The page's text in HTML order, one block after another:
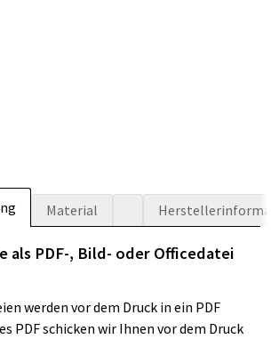
Material
als PDF-, Bild- oder Officedatei
werden vor dem Druck in ein PDF
PDF schicken wir Ihnen vor dem Druck